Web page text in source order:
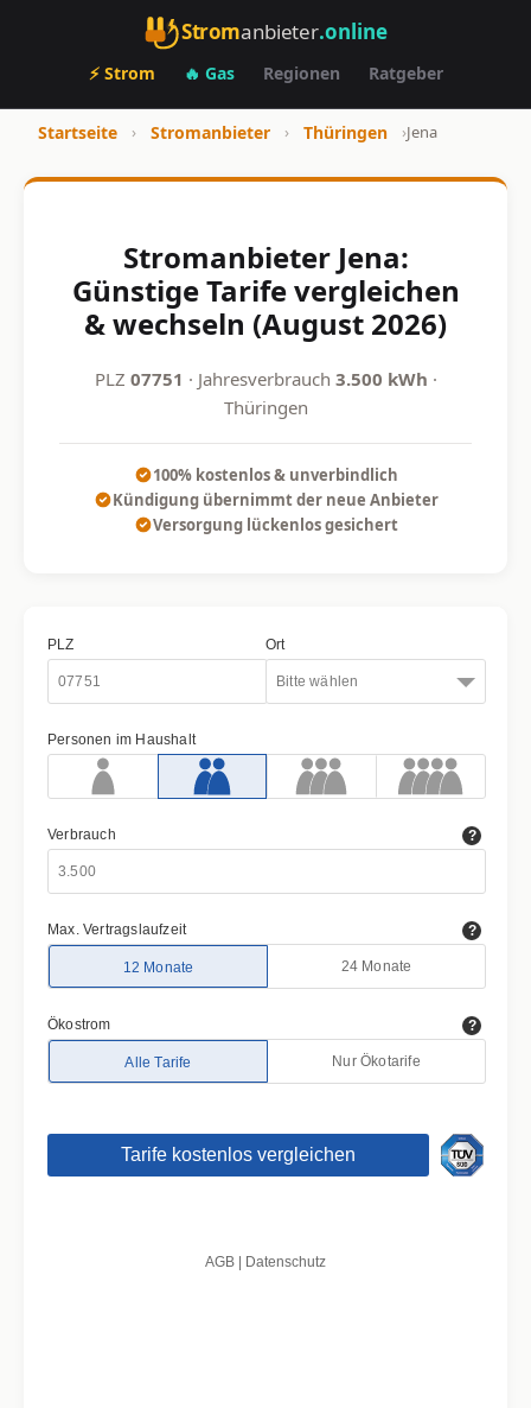
Stromanbieter.online
⚡ Strom 🔥 Gas Regionen Ratgeber
Startseite › Stromanbieter › Thüringen ›Jena
Stromanbieter Jena:
Günstige Tarife vergleichen
& wechseln (August 2026)
PLZ 07751 · Jahresverbrauch 3.500 kWh ·
Thüringen
100% kostenlos & unverbindlich
Kündigung übernimmt der neue Anbieter
Versorgung lückenlos gesichert